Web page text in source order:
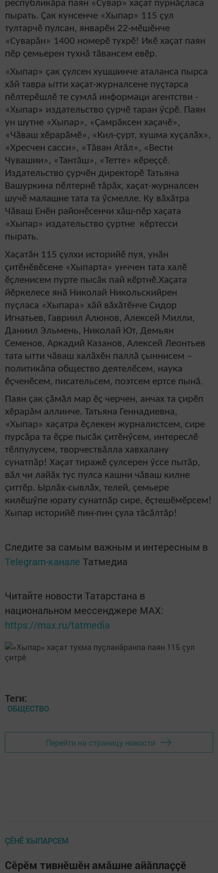
республикăра паян «Сувар» хаçат пурнăçласа
пырать. Çак кунсенче «Хыпар» 115 çул
тултарчӗ пулсан, январӗн 22-мӗшӗнче
«Суварăн» 1400 номерӗ тухрӗ! Икӗ хаçат паян
пӗр çемьерен тухнă тăвансем евӗр.
«Хыпар» çак çулсен хушшинче аталанса пырса
хăй тавра ытти хаçат-журналсене пуçтарса
пӗлтерӗшлӗ те сумлă информаци агентстви -
«Хыпар» издательство çурчӗ таран ӳсрӗ. Паян
ун шутне «Хыпар», «Çамрăксен хаçачӗ»,
«Чăваш хӗрарăмӗ», «Кил-çурт, хушма хуçалăх»,
«Хресчен сасси», «Тăван Атăл», «Вести
Чувашии», «Тантăш», «Тетте» кӗреççӗ.
Издательство çурчӗн директорӗ Татьяна
Вашуркина пӗлтернӗ тăрăх, хаçат-журналсен
шучӗ малашне тата та ӳсмелле. Ку вăхăтра
Чăваш Енӗн районӗсенчи хăш-пӗр хаçата
«Хыпар» издательство çуртне кӗртесси
пырать.
Хаçатăн 115 çулхи историйӗ пуя, унăн
çитӗнӗвӗсене «Хыпарта» унччен тата халӗ
ӗçленисем пурте пысăк пай кӗртнӗ.Хаçата
йӗркелесе янă Николай Никольскийрен
пуçласа «Хыпара» хăй вăхăтӗнче Сидор
Игнатьев, Гавриил Алюнов, Алексей Милли,
Даниил Эльмень, Николай Ют, Демьян
Семенов, Аркадий Казанов, Алексей Леонтьев
тата ытти чăваш халăхӗн паллă çыннисем –
политикăпа общество деятелӗсем, наука
ӗçченӗсем, писательсем, поэтсем ертсе пынă.
Паян çак çăмăл мар ӗç черчен, анчах та çирӗп
хӗрарăм аллинче. Татьяна Геннадиевна,
«Хыпар» хаçатра ӗçлекен журналистсем, сире
пурсăра та ӗçре пысăк çитӗнӳсем, интереслӗ
тӗлпулусем, творчествăлла хавхалану
сунатпăр! Хаçат тиражӗ çулсерен ӳссе пытăр,
вăл чи лайăх тус пулса кашни чăваш килне
çиттӗр. Ырлăх-сывлăх, телей, çемьере
килӗшӳпе юрату сунатпăр сире, ӗçтешӗмӗрсем!
Хыпар историйӗ пин-пин çула тăсăлтăр!
Следите за самым важным и интересным в
Telegram-канале Татмедиа
Читайте новости Татарстана в
национальном мессенджере MАХ:
https://max.ru/tatmedia
Теги:
ОБЩЕСТВО
Перейти на страницу новости
ÇӖНӖ ХЫПАРСЕМ
Сӗрӗм тивнӗшӗн амӑшне айӑплаҫҫӗ